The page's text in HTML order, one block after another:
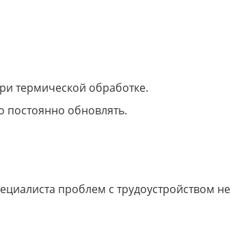
термической обработке.
постоянно обновлять.
проблем с трудоустройством не